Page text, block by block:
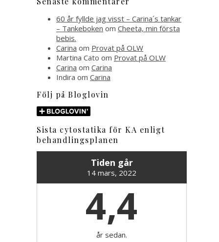
60 år fyllde jag visst – Carina´s tankar
– Tankeboken om Cheeta, min första
bebis.
Carina om Provat på OLW
Martina Cato om Provat på OLW
Carina om Carina
Indira om Carina
Följ på Bloglovin
Sista cytostatika för KA enligt
behandlingsplanen
Tiden går
14 mars, 2022
4,4
år sedan.